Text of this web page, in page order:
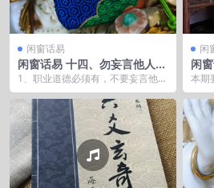
闲窗话易
闲窗话易 十四、勿妄言他人福
祸、风水，勿变成一个妖人
1、职业道德必须有，不要妄言他人
祸福和风水吉凶。 2、妖言惑众者
非神乃妖 3、天...
闲
闲
说
本期
世界
有失